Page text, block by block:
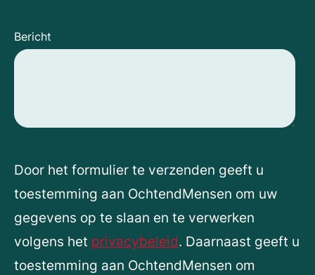
Bericht
Door het formulier te verzenden geeft u
toestemming aan OchtendMensen om uw
gegevens op te slaan en te verwerken
volgens het privacybeleid. Daarnaast geeft u
toestemming aan OchtendMensen om